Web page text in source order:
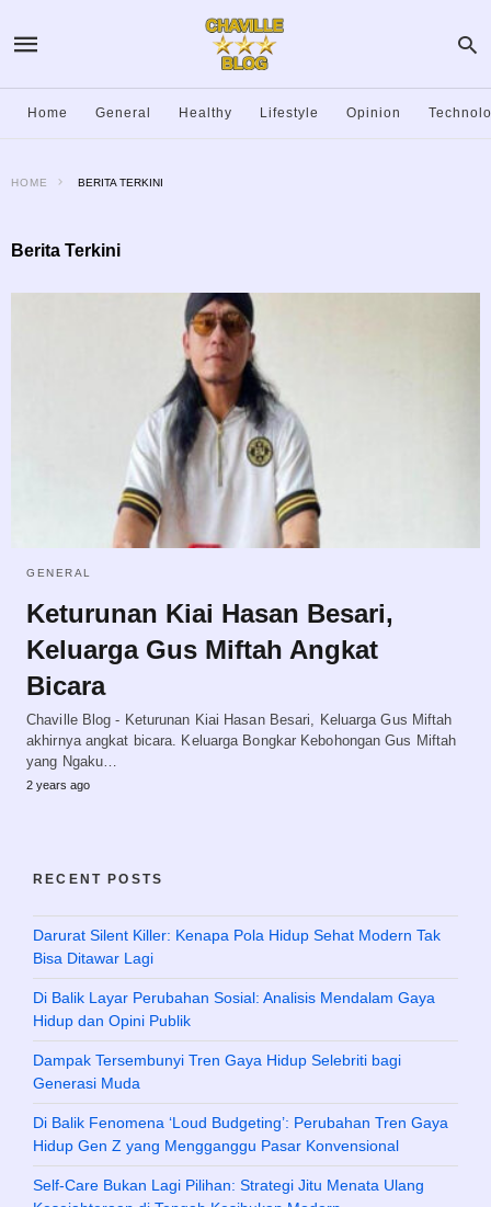
Home General Healthy Lifestyle Opinion
HOME BERITA TERKINI
Berita Terkini
GENERAL
Keturunan Kiai Hasan Besari,
Keluarga Gus Miftah Angkat
Bicara
Chaville Blog - Keturunan Kiai Hasan Besari, Keluarga Gus Miftah
akhirnya angkat bicara. Keluarga Bongkar Kebohongan Gus Miftah
yang Ngaku…
2 years ago
RECENT POSTS
Darurat Silent Killer: Kenapa Pola Hidup Sehat Modern Tak
Bisa Ditawar Lagi
Di Balik Layar Perubahan Sosial: Analisis Mendalam Gaya
Hidup dan Opini Publik
Dampak Tersembunyi Tren Gaya Hidup Selebriti bagi
Generasi Muda
Di Balik Fenomena ‘Loud Budgeting’: Perubahan Tren Gaya
Hidup Gen Z yang Mengganggu Pasar Konvensional
Self-Care Bukan Lagi Pilihan: Strategi Jitu Menata Ulang